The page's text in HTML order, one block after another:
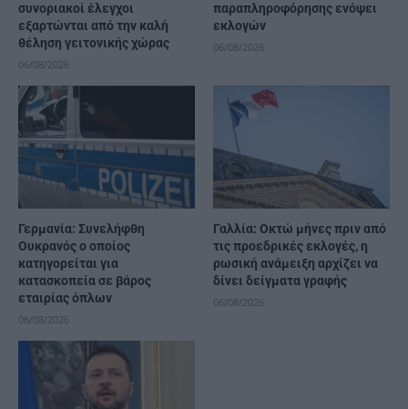
συνοριακοί έλεγχοι
εξαρτώνται από την καλή
θέληση γειτονικής χώρας
06/08/2026
παραπληροφόρησης ενόψει
εκλογών
06/08/2026
Γερμανία: Συνελήφθη
Ουκρανός ο οποίος
κατηγορείται για
κατασκοπεία σε βάρος
εταιρίας όπλων
06/08/2026
Γαλλία: Οκτώ μήνες πριν από
τις προεδρικές εκλογές, η
ρωσική ανάμειξη αρχίζει να
δίνει δείγματα γραφής
06/08/2026